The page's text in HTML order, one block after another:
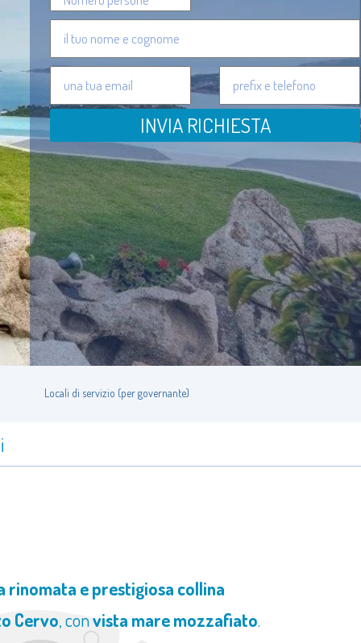
INVIA RICHIESTA
Locali di servizio (per governante)
rinomata e prestigiosa collina
Cervo, convista mare mozzafiato.